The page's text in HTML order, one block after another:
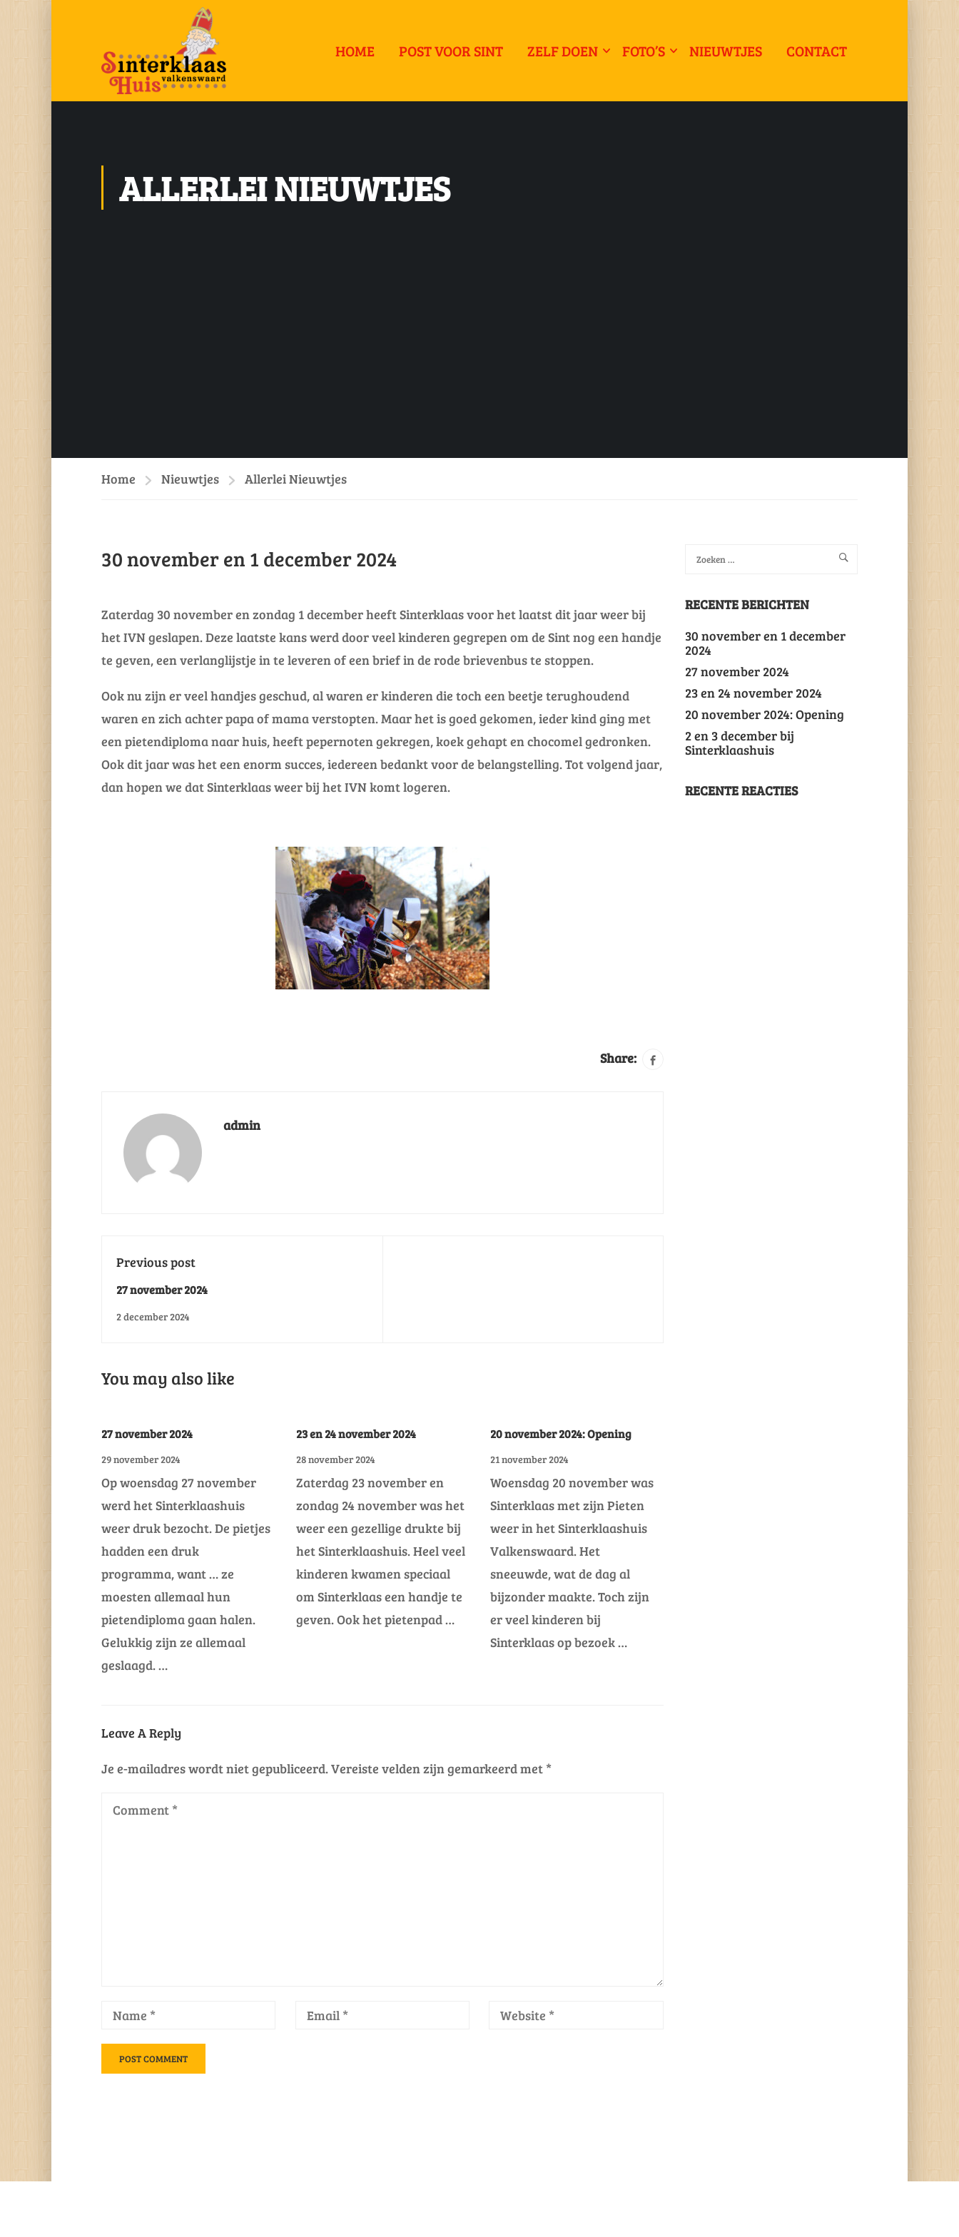
HOME POST VOOR SINT ZELF DOEN FOTO’S NIEUWTJES CONTACT
ALLERLEI NIEUWTJES
Home Nieuwtjes Allerlei Nieuwtjes
30 november en 1 december 2024
Zaterdag 30 november en zondag 1 december heeft Sinterklaas voor het laatst dit jaar weer bij
het IVN geslapen. Deze laatste kans werd door veel kinderen gegrepen om de Sint nog een handje
te geven, een verlanglijstje in te leveren of een brief in de rode brievenbus te stoppen.
Ook nu zijn er veel handjes geschud, al waren er kinderen die toch een beetje terughoudend
waren en zich achter papa of mama verstopten. Maar het is goed gekomen, ieder kind ging met
een pietendiploma naar huis, heeft pepernoten gekregen, koek gehapt en chocomel gedronken.
Ook dit jaar was het een enorm succes, iedereen bedankt voor de belangstelling. Tot volgend jaar,
dan hopen we dat Sinterklaas weer bij het IVN komt logeren.
Share:
admin
Previous post
27 november 2024
2 december 2024
You may also like
27 november 2024
29 november 2024
Op woensdag 27 november
werd het Sinterklaashuis
weer druk bezocht. De pietjes
hadden een druk
programma, want … ze
moesten allemaal hun
pietendiploma gaan halen.
Gelukkig zijn ze allemaal
geslaagd. …
23 en 24 november 2024
28 november 2024
Zaterdag 23 november en
zondag 24 november was het
weer een gezellige drukte bij
het Sinterklaashuis. Heel veel
kinderen kwamen speciaal
om Sinterklaas een handje te
geven. Ook het pietenpad …
20 november 2024: Opening
21 november 2024
Woensdag 20 november was
Sinterklaas met zijn Pieten
weer in het Sinterklaashuis
Valkenswaard. Het
sneeuwde, wat de dag al
bijzonder maakte. Toch zijn
er veel kinderen bij
Sinterklaas op bezoek …
Leave A Reply
Je e-mailadres wordt niet gepubliceerd.Vereiste velden zijn gemarkeerd met *
RECENTE BERICHTEN
30 november en 1 december
2024
27 november 2024
23 en 24 november 2024
20 november 2024: Opening
2 en 3 december bij
Sinterklaashuis
RECENTE REACTIES